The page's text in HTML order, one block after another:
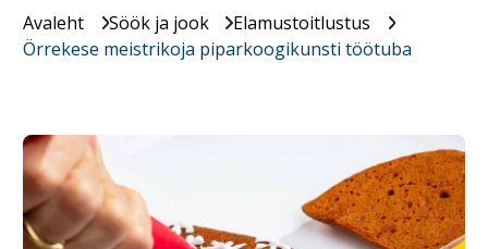
Avaleht Söök ja jook
Elamustoitlustus
Örrekese meistrikoja piparkoogikunsti töötuba